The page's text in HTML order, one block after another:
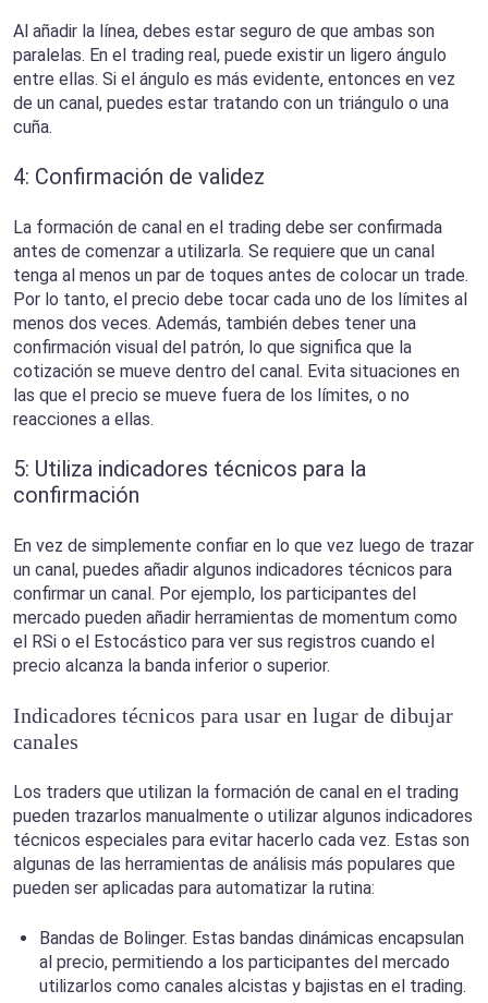
Al añadir la línea, debes estar seguro de que ambas son
paralelas. En el trading real, puede existir un ligero ángulo
entre ellas. Si el ángulo es más evidente, entonces en vez
de un canal, puedes estar tratando con un triángulo o una
cuña.
4: Confirmación de validez
La formación de canal en el trading debe ser confirmada
antes de comenzar a utilizarla. Se requiere que un canal
tenga al menos un par de toques antes de colocar un trade.
Por lo tanto, el precio debe tocar cada uno de los límites al
menos dos veces. Además, también debes tener una
confirmación visual del patrón, lo que significa que la
cotización se mueve dentro del canal. Evita situaciones en
las que el precio se mueve fuera de los límites, o no
reacciones a ellas.
5: Utiliza indicadores técnicos para la
confirmación
En vez de simplemente confiar en lo que vez luego de trazar
un canal, puedes añadir algunos indicadores técnicos para
confirmar un canal. Por ejemplo, los participantes del
mercado pueden añadir herramientas de momentum como
el RSi o el Estocástico para ver sus registros cuando el
precio alcanza la banda inferior o superior.
Indicadores técnicos para usar en lugar de dibujar
canales
Los traders que utilizan la formación de canal en el trading
pueden trazarlos manualmente o utilizar algunos indicadores
técnicos especiales para evitar hacerlo cada vez. Estas son
algunas de las herramientas de análisis más populares que
pueden ser aplicadas para automatizar la rutina:
Bandas de Bolinger. Estas bandas dinámicas encapsulan
al precio, permitiendo a los participantes del mercado
utilizarlos como canales alcistas y bajistas en el trading.